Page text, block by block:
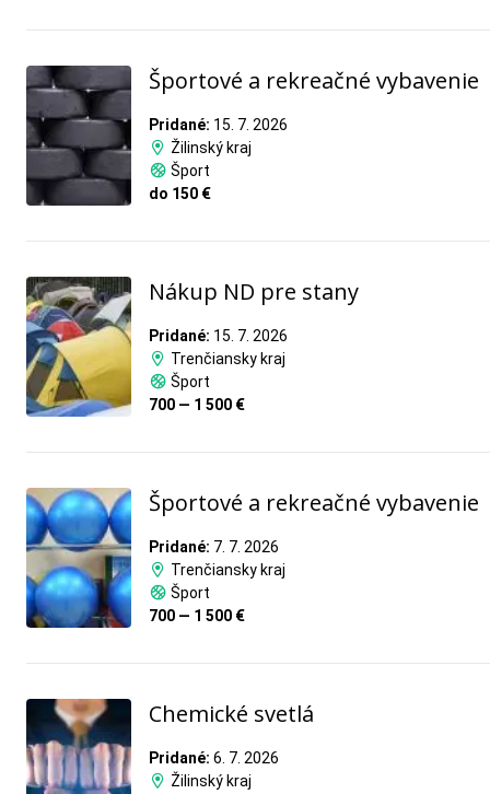
Športové a rekreačné vybavenie
Pridané: 15. 7. 2026
Žilinský kraj
Šport
do 150 €
Nákup ND pre stany
Pridané: 15. 7. 2026
Trenčiansky kraj
Šport
700 — 1 500 €
Športové a rekreačné vybavenie
Pridané: 7. 7. 2026
Trenčiansky kraj
Šport
700 — 1 500 €
Chemické svetlá
Pridané: 6. 7. 2026
Žilinský kraj